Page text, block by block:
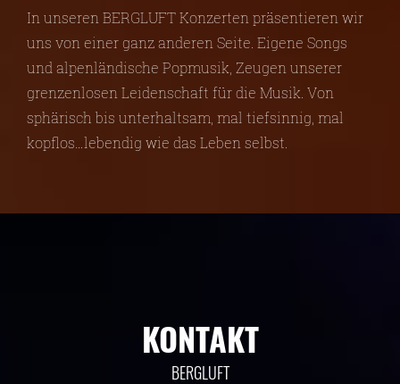
In unseren BERGLUFT Konzerten präsentieren wir
uns von einer ganz anderen Seite. Eigene Songs
und alpenländische Popmusik, Zeugen unserer
grenzenlosen Leidenschaft für die Musik. Von
sphärisch bis unterhaltsam, mal tiefsinnig, mal
kopflos…lebendig wie das Leben selbst.
KONTAKT
BERGLUFT